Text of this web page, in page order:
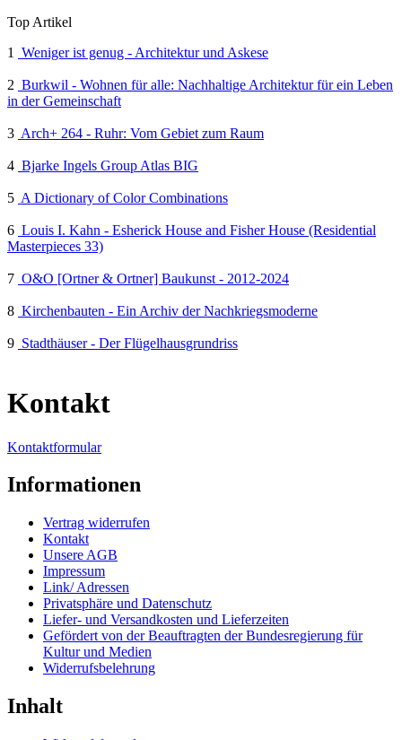
Top Artikel
1
Weniger ist genug - Architektur und Askese
2 Burkwil - Wohnen für alle: Nachhaltige Architektur für ein Leben
in der Gemeinschaft
3 Arch+ 264 - Ruhr: Vom Gebiet zum Raum
4 Bjarke Ingels Group Atlas BIG
5 A Dictionary of Color Combinations
6 Louis I. Kahn - Esherick House and Fisher House (Residential
Masterpieces 33)
7 O&O [Ortner & Ortner] Baukunst - 2012-2024
8 Kirchenbauten - Ein Archiv der Nachkriegsmoderne
9 Stadthäuser - Der Flügelhausgrundriss
Kontakt
Kontaktformular
Informationen
Vertrag widerrufen
Kontakt
Unsere AGB
Impressum
Link/ Adressen
Privatsphäre und Datenschutz
Liefer- und Versandkosten und Lieferzeiten
Gefördert von der Beauftragten der Bundesregierung für
Kultur und Medien
Widerrufsbelehrung
Inhalt